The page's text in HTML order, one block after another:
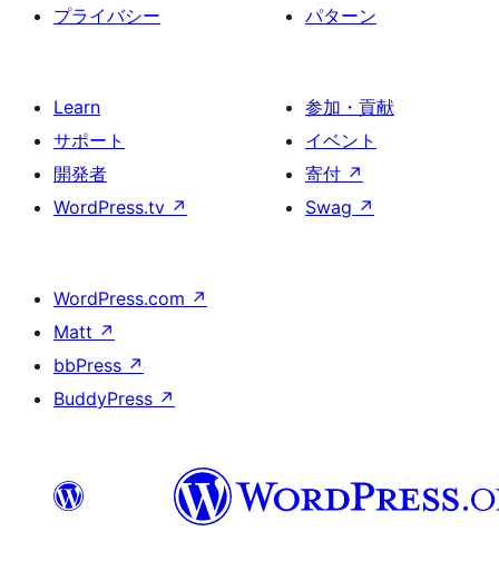
プライバシー
パターン
Learn
サポート
開発者
WordPress.tv ↗
参加・貢献
イベント
寄付 ↗
Swag ↗
WordPress.com ↗
Matt ↗
bbPress ↗
BuddyPress ↗